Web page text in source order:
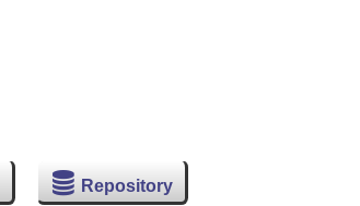
Repository